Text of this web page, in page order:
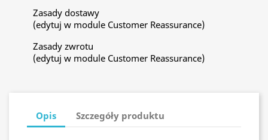
Zasady dostawy
(edytuj w module Customer Reassurance)
Zasady zwrotu
(edytuj w module Customer Reassurance)
Opis Szczegóły produktu